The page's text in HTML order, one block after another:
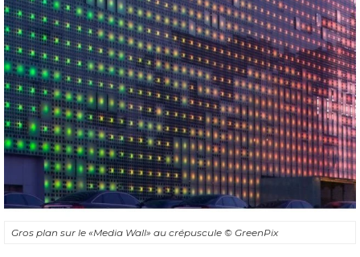
Gros plan sur le «Media Wall» au crépuscule © GreenPix